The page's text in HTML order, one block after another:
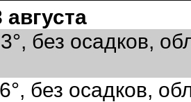
августа
без осадков,
без осадков,